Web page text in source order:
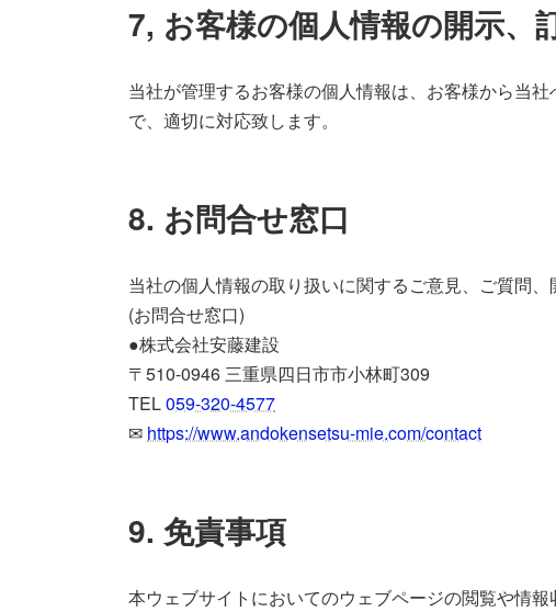
7, お客様の個人情報の開示、
当社が管理するお客様の個人情報は、お客様から当
で、適切に対応致します。
8. お問合せ窓口
当社の個人情報の取り扱いに関するご意見、ご質問
(お問合せ窓口)
●株式会社安藤建設
〒510-0946 三重県四日市市小林町309
TEL059-320-4577
✉ https://www.andokensetsu-mie.com/contact
9. 免責事項
本ウェブサイトにおいてのウェブページの閲覧や情